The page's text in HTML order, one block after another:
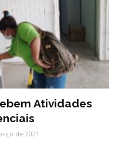
Atividades
de 2021